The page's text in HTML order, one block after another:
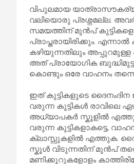
വിപുലമായ
വലിയൊരു പ്രശ്നമല്ല.
സമയത്തിന് മുൻപ് കുട്ടികളെ
പ്രാപ്തരായിരിക്കും.
കഴിയുന്നതിലും
അത് പ്രായോഗിക
കൊണ്ടും ഒരേ വാഹനം തന്നെ
ഇത് കുട്ടികളുടെ
വരുന്ന കുട്ടികൾ രാവിലെ
അധ്യാപകർ സ്കൂളിൽ
വരുന്ന കുട്ടികളാകട്ടെ,
ക്ലാസ്സുകളിൽ എത്തുക.
സ്കൂൾ വിടുന്നതിന് മുൻപ്
മണിക്കൂറുകളോളം